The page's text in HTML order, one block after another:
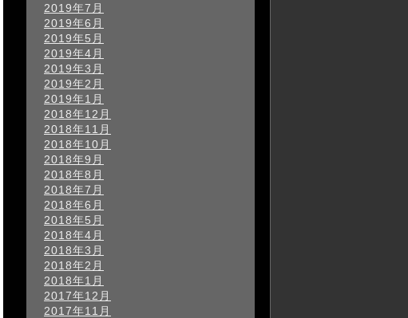
2019年7月
2019年6月
2019年5月
2019年4月
2019年3月
2019年2月
2019年1月
2018年12月
2018年11月
2018年10月
2018年9月
2018年8月
2018年7月
2018年6月
2018年5月
2018年4月
2018年3月
2018年2月
2018年1月
2017年12月
2017年11月